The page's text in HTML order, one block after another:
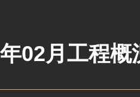
02月工程概